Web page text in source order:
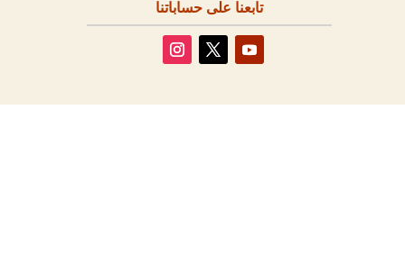
تابعنا على حساباتنا